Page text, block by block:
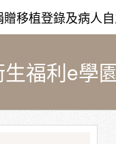
移植登錄及病人
生福利e